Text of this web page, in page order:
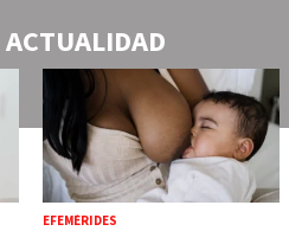
ACTUALIDAD
EFEMÉRIDES